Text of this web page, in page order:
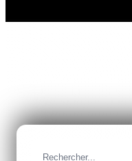
Tous les marques